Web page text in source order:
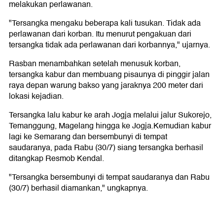
melakukan perlawanan.
"Tersangka mengaku beberapa kali tusukan. Tidak ada
perlawanan dari korban. Itu menurut pengakuan dari
tersangka tidak ada perlawanan dari korbannya," ujarnya.
Rasban menambahkan setelah menusuk korban,
tersangka kabur dan membuang pisaunya di pinggir jalan
raya depan warung bakso yang jaraknya 200 meter dari
lokasi kejadian.
Tersangka lalu kabur ke arah Jogja melalui jalur Sukorejo,
Temanggung, Magelang hingga ke Jogja.Kemudian kabur
lagi ke Semarang dan bersembunyi di tempat
saudaranya, pada Rabu (30/7) siang tersangka berhasil
ditangkap Resmob Kendal.
"Tersangka bersembunyi di tempat saudaranya dan Rabu
(30/7) berhasil diamankan," ungkapnya.